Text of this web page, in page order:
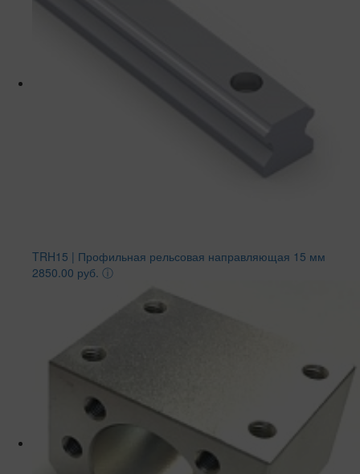
TRH15 | Профильная рельсовая направляющая 15 мм
2850.00 руб. ⓘ